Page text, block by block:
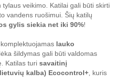
veikimo. Katilai gali būti skirti
vandens ruošimui. Šių katilų
gylis siekia net iki 90%!
lauko
šildymas gali būti valdomas
Katilas turi savaitinį
kalba) Ecocontrol+ , kuris